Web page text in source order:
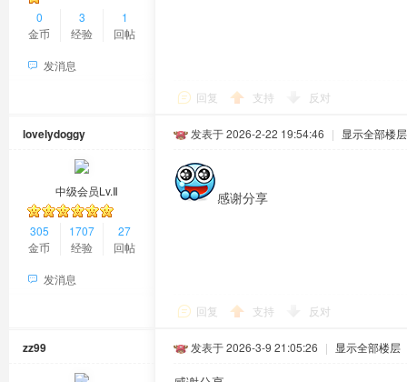
0
金币
3
经验
1
回帖
发消息
回复 支持 反对
lovelydoggy
中级会员Lv.Ⅱ
305
金币
1707
经验
27
回帖
发消息
发表于 2026-2-22 19:54:46 | 显示全部楼层
感谢分享
回复 支持 反对
zz99 发表于 2026-3-9 21:05:26 | 显示全部楼层